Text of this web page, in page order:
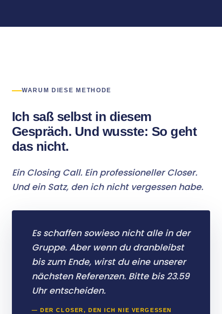
WARUM DIESE METHODE
Ich saß selbst in diesem
Gespräch. Und wusste: So geht
das nicht.
Ein Closing Call. Ein professioneller Closer.
Und ein Satz, den ich nicht vergessen habe.
Es schaffen sowieso nicht alle in der
Gruppe. Aber wenn du dranbleibst
bis zum Ende, wirst du eine unserer
nächsten Referenzen. Bitte bis 23.59
Uhr entscheiden.
— DER CLOSER, DEN ICH NIE VERGESSEN